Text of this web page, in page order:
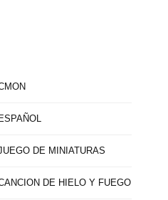
ESPAÑOL
DE MINIATURAS
DE HIELO Y FUEGO